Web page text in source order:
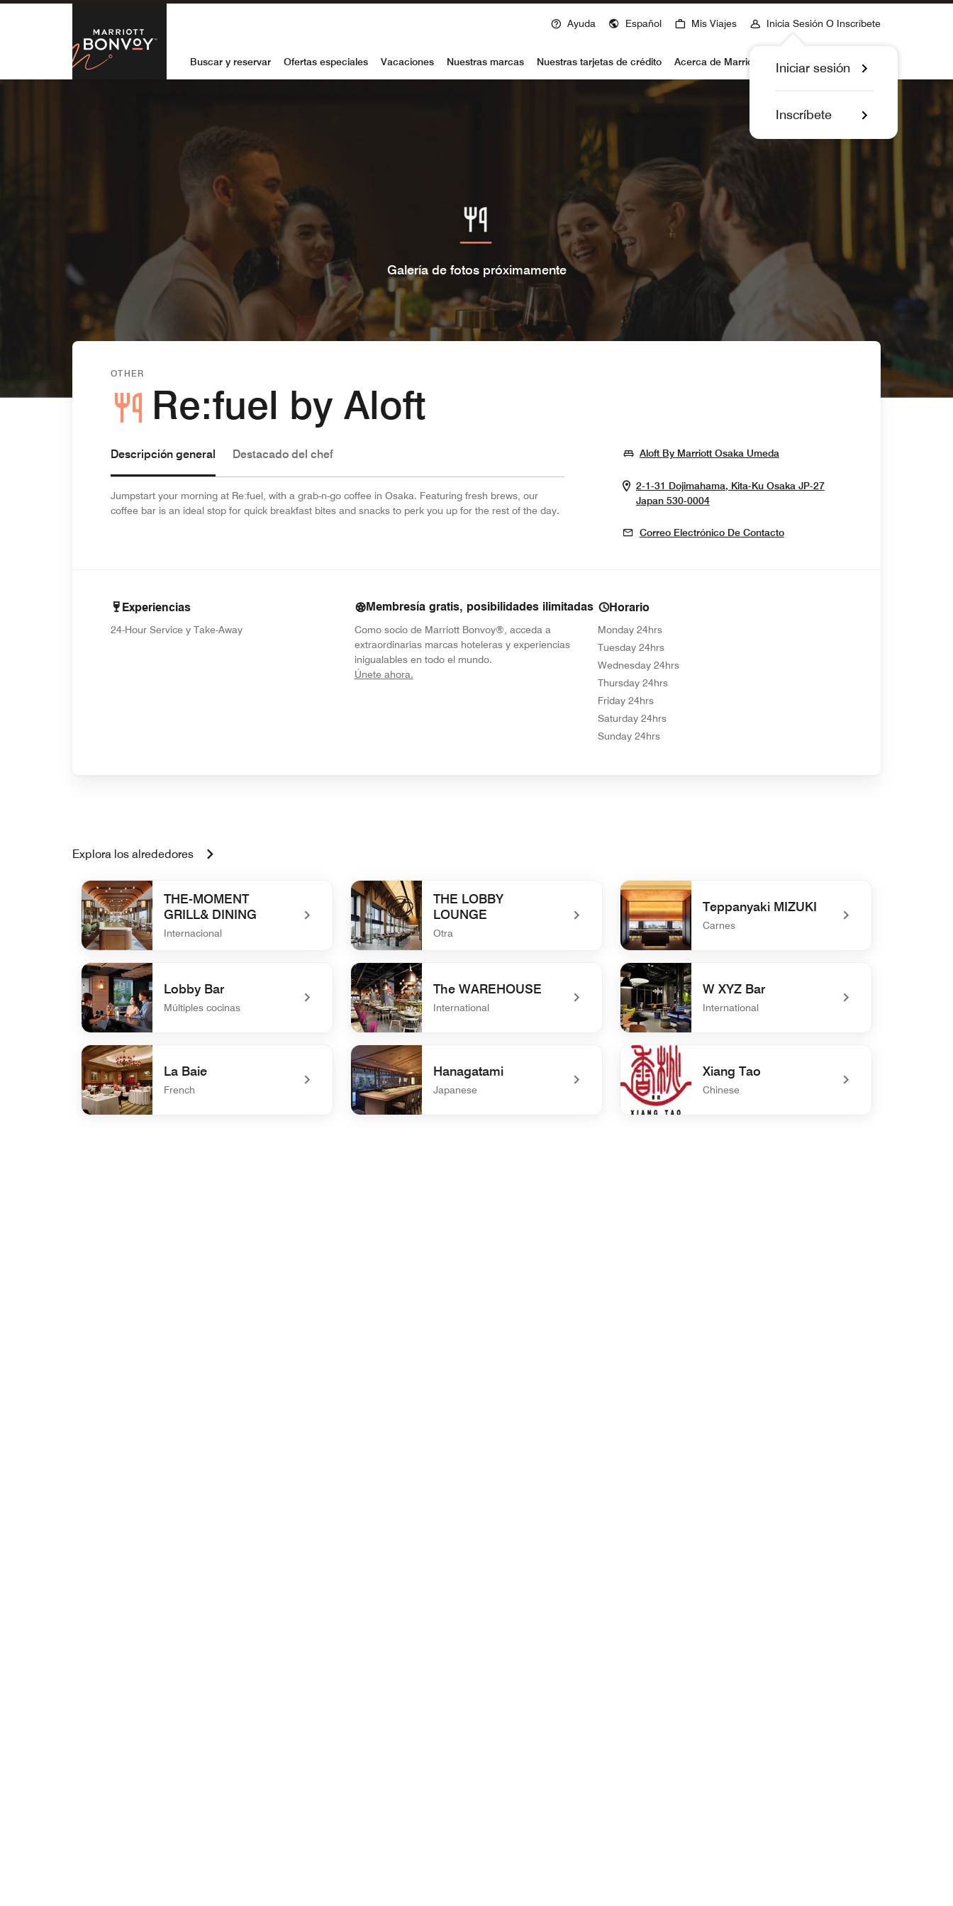
Skip to Content
Marriott Bonvoy
Ayuda Español Mis Viajes Inicia Sesión O Inscríbete
Iniciar sesión
Inscríbete
Buscar y reservar Ofertas especiales Vacaciones Nuestras marcas Nuestras tarjetas de crédito Acerca de Marriott Bonvoy
Galería de fotos próximamente
OTHER
Re:fuel by Aloft
Descripción general Destacado del chef
Jumpstart your morning at Re:fuel, with a grab-n-go coffee in Osaka. Featuring fresh brews, our
coffee bar is an ideal stop for quick breakfast bites and snacks to perk you up for the rest of the day.
Aloft By Marriott Osaka UmedaOpens In New Window
2-1-31 Dojimahama, Kita-Ku Osaka JP-27
Japan 530-0004Opens In New Window
Correo Electrónico De Contacto
Experiencias
24-Hour Service y Take-Away
Membresía gratis, posibilidades ilimitadas
Como socio de Marriott Bonvoy®, acceda a
extraordinarias marcas hoteleras y experiencias
inigualables en todo el mundo.
Únete ahora.
Horario
Monday 24hrs
Tuesday 24hrs
Wednesday 24hrs
Thursday 24hrs
Friday 24hrs
Saturday 24hrs
Sunday 24hrs
Explora los alrededores
THE-MOMENT
GRILL& DINING
Internacional
undefined THE-MOMENT GRILL& DINING
THE LOBBY
LOUNGE
Otra
undefined THE LOBBY LOUNGE
Teppanyaki MIZUKI
Carnes
undefined Teppanyaki MIZUKI
Lobby Bar
Múltiples cocinas
undefined Lobby Bar
The WAREHOUSE
International
undefined The WAREHOUSE
W XYZ Bar
International
undefined W XYZ Bar
La Baie
French
Hanagatami
Japanese
Xiang Tao
Chinese